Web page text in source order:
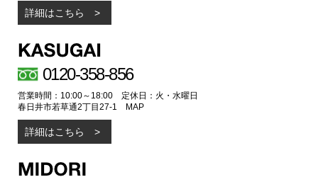
詳細はこちら
0120-358-856
営業時間：10:00～18:00 定休日：火・水曜日
春日井市若草通2丁目27-1
MAP
詳細はこちら